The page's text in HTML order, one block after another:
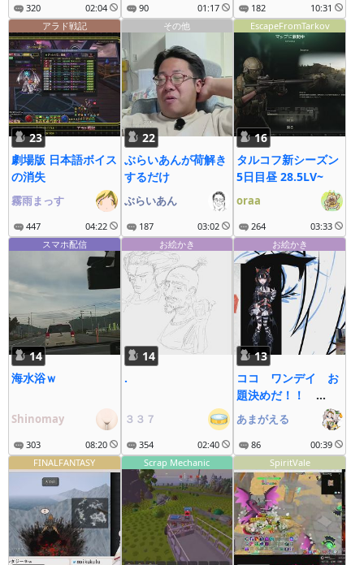
320 02:04 90 01:17 182
10:31
アラド戦記
23
劇場版 日本語ボイス
の消失
霧雨まっす
447 04:22
その他
22
ぶらいあんが荷解き
するだけ
ぶらいあん
187 03:02
EscapeFromTarkov
16
タルコフ新シーズン
5日目昼 28.5LV~
oraa
264
03:33
スマホ配信
14
海水浴ｗ
Shinomay
303 08:20
お絵かき
14
.
３３７
354 02:40
お絵かき
13
ココ ワンデイ お
題決めだ！！
18:00スタート
8/918:00締め切り提
出先は概要欄のメア
ドまで！！
あまがえる
86
00:39
FINALFANTASY
Scrap Mechanic SpiritVale